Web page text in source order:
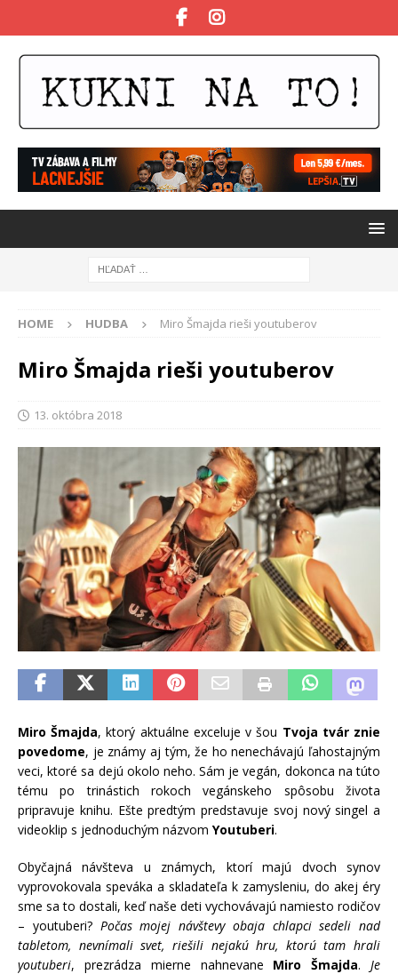
HOME HUDBA Miro Šmajda rieši youtuberov
Miro Šmajda rieši youtuberov
13. októbra 2018
Miro Šmajda, ktorý aktuálne exceluje v šou Tvoja tvár znie
povedome, je známy aj tým, že ho nenechávajú ľahostajným
veci, ktoré sa dejú okolo neho. Sám je vegán, dokonca na túto
tému po trinástich rokoch vegánskeho spôsobu života
pripravuje knihu. Ešte predtým predstavuje svoj nový singel a
videoklip s jednoduchým názvom Youtuberi.
Obyčajná návšteva u známych, ktorí majú dvoch synov
vyprovokovala speváka a skladateľa k zamysleniu, do akej éry
sme sa to dostali, keď naše deti vychovávajú namiesto rodičov
– youtuberi? Počas mojej návštevy obaja chlapci sedeli nad
tabletom, nevnímali svet, riešili nejakú hru, ktorú tam hrali
youtuberi, prezrádza mierne nahnevane Miro Šmajda. Je